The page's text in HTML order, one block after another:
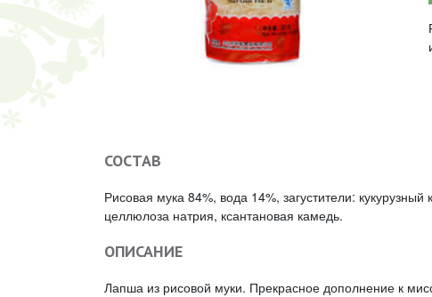
СОСТАВ
Рисовая мука 84%, вода 14%, загустители:
целлюлоза натрия, ксантановая камедь.
ОПИСАНИЕ
Лапша из рисовой муки. Прекрасное дополнение к